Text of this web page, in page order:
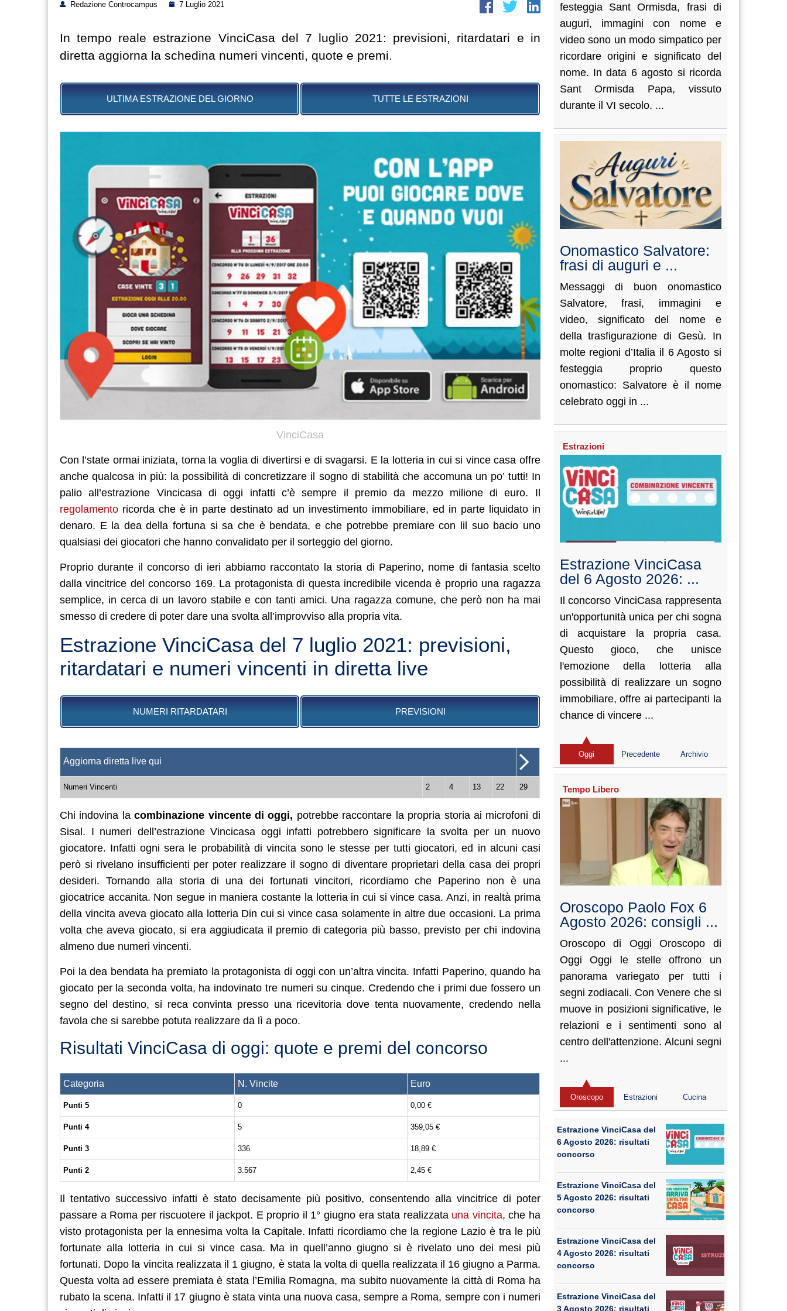
Redazione Controcampus 7 Luglio 2021
In tempo reale estrazione VinciCasa del 7 luglio 2021: previsioni, ritardatari e in
diretta aggiorna la schedina numeri vincenti, quote e premi.
ULTIMA ESTRAZIONE DEL GIORNO TUTTE LE ESTRAZIONI
VinciCasa
Con l’state ormai iniziata, torna la voglia di divertirsi e di svagarsi. E la lotteria in cui si vince casa offre
anche qualcosa in più: la possibilità di concretizzare il sogno di stabilità che accomuna un po’ tutti! In
palio all’estrazione Vincicasa di oggi infatti c’è sempre il premio da mezzo milione di euro. Il
regolamento ricorda che è in parte destinato ad un investimento immobiliare, ed in parte liquidato in
denaro. E la dea della fortuna si sa che è bendata, e che potrebbe premiare con lil suo bacio uno
qualsiasi dei giocatori che hanno convalidato per il sorteggio del giorno.
Proprio durante il concorso di ieri abbiamo raccontato la storia di Paperino, nome di fantasia scelto
dalla vincitrice del concorso 169. La protagonista di questa incredibile vicenda è proprio una ragazza
semplice, in cerca di un lavoro stabile e con tanti amici. Una ragazza comune, che però non ha mai
smesso di credere di poter dare una svolta all’improvviso alla propria vita.
Estrazione VinciCasa del 7 luglio 2021: previsioni,
ritardatari e numeri vincenti in diretta live
NUMERI RITARDATARI PREVISIONI
Aggiorna diretta live qui
Numeri Vincenti 2 4 13 22 29
Chi indovina lacombinazione vincente di oggi, potrebbe raccontare la propria storia ai microfoni di
Sisal. I numeri dell’estrazione Vincicasa oggi infatti potrebbero significare la svolta per un nuovo
giocatore. Infatti ogni sera le probabilità di vincita sono le stesse per tutti giocatori, ed in alcuni casi
però si rivelano insufficienti per poter realizzare il sogno di diventare proprietari della casa dei propri
desideri. Tornando alla storia di una dei fortunati vincitori, ricordiamo che Paperino non è una
giocatrice accanita. Non segue in maniera costante la lotteria in cui si vince casa. Anzi, in realtà prima
della vincita aveva giocato alla lotteria Din cui si vince casa solamente in altre due occasioni. La prima
volta che aveva giocato, si era aggiudicata il premio di categoria più basso, previsto per chi indovina
almeno due numeri vincenti.
Poi la dea bendata ha premiato la protagonista di oggi con un’altra vincita. Infatti Paperino, quando ha
giocato per la seconda volta, ha indovinato tre numeri su cinque. Credendo che i primi due fossero un
segno del destino, si reca convinta presso una ricevitoria dove tenta nuovamente, credendo nella
favola che si sarebbe potuta realizzare da lì a poco.
Risultati VinciCasa di oggi: quote e premi del concorso
Categoria N. Vincite Euro
Punti 5 0 0,00 €
Punti 4 5 359,05 €
Punti 3 336 18,89 €
Punti 2 3.567 2,45 €
Il tentativo successivo infatti è stato decisamente più positivo, consentendo alla vincitrice di poter
passare a Roma per riscuotere il jackpot. E proprio il 1° giugno era stata realizzata una vincita, che ha
visto protagonista per la ennesima volta la Capitale. Infatti ricordiamo che la regione Lazio è tra le più
fortunate alla lotteria in cui si vince casa. Ma in quell’anno giugno si è rivelato uno dei mesi più
fortunati. Dopo la vincita realizzata il 1 giugno, è stata la volta di quella realizzata il 16 giugno a Parma.
Questa volta ad essere premiata è stata l’Emilia Romagna, ma subito nuovamente la città di Roma ha
rubato la scena. Infatti il 17 giugno è stata vinta una nuova casa, sempre a Roma, sempre con i numeri
festeggia Sant Ormisda, frasi di
auguri, immagini con nome e
video sono un modo simpatico per
ricordare origini e significato del
nome. In data 6 agosto si ricorda
Sant Ormisda Papa, vissuto
durante il VI secolo. ...
Onomastico Salvatore:
frasi di auguri e ...
Messaggi di buon onomastico
Salvatore, frasi, immagini e
video, significato del nome e
della trasfigurazione di Gesù. In
molte regioni d’Italia il 6 Agosto si
festeggia proprio questo
onomastico: Salvatore è il nome
celebrato oggi in ...
Estrazioni
Estrazione VinciCasa
del 6 Agosto 2026: ...
Il concorso VinciCasa rappresenta
un'opportunità unica per chi sogna
di acquistare la propria casa.
Questo gioco, che unisce
l'emozione della lotteria alla
possibilità di realizzare un sogno
immobiliare, offre ai partecipanti la
chance di vincere ...
Oggi Precedente Archivio
Tempo Libero
Oroscopo Paolo Fox 6
Agosto 2026: consigli ...
Oroscopo di Oggi Oroscopo di
Oggi Oggi le stelle offrono un
panorama variegato per tutti i
segni zodiacali. Con Venere che si
muove in posizioni significative, le
relazioni e i sentimenti sono al
centro dell'attenzione. Alcuni segni
...
Oroscopo Estrazioni Cucina
Estrazione VinciCasa del
6 Agosto 2026: risultati
concorso
Estrazione VinciCasa del
5 Agosto 2026: risultati
concorso
Estrazione VinciCasa del
4 Agosto 2026: risultati
concorso
Estrazione VinciCasa del
3 Agosto 2026: risultati